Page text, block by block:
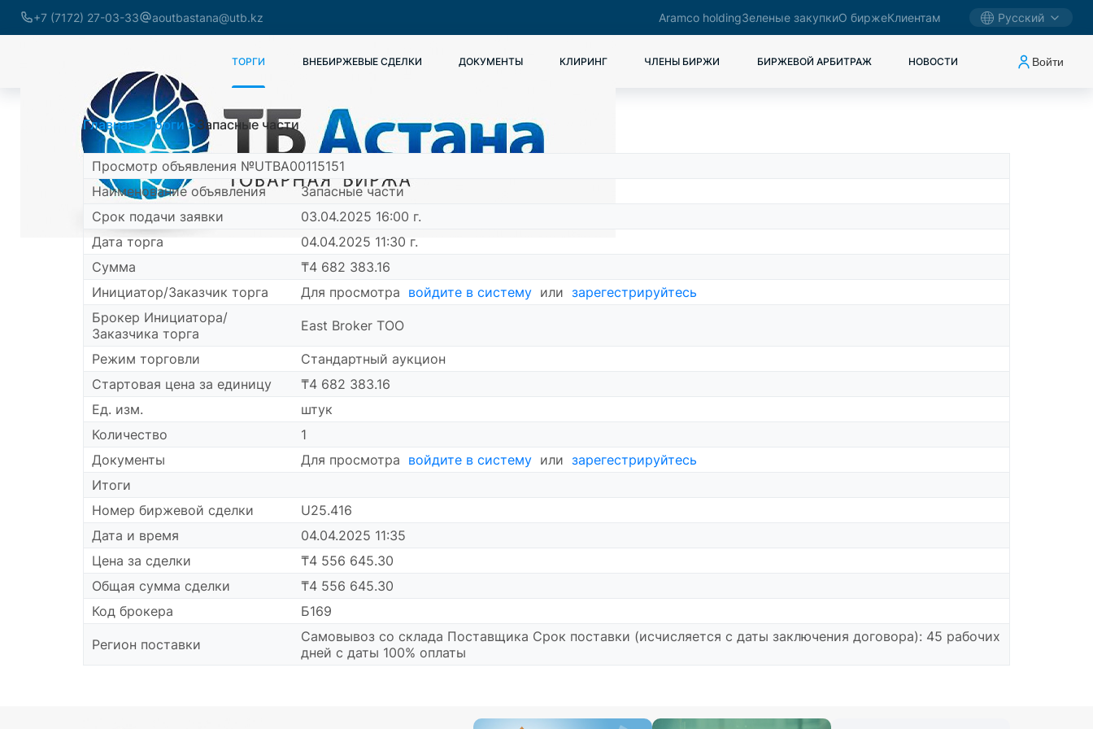
+7 (7172) 27-03-33 aoutbastana@utb.kz Aramco holdingЗеленые закупкиО биржеКлиентам Русский
ТОРГИ ВНЕБИРЖЕВЫЕ СДЕЛКИ ДОКУМЕНТЫ КЛИРИНГ ЧЛЕНЫ БИРЖИ БИРЖЕВОЙ АРБИТРАЖ НОВОСТИ Войти
Главная Торги Запасные части
Просмотр объявления №UTBA00115151
Наименование объявления
Запасные части
Срок подачи заявки
03.04.2025 16:00 г.
Дата торга
04.04.2025 11:30 г.
Сумма
₸4 682 383.16
Инициатор/Заказчик торга
Для просмотра войдите в систему или зарегестрируйтесь
Брокер Инициатора/
Заказчика торга
East Broker ТОО
Режим торговли
Стандартный аукцион
Cтартовая цена за единицу
₸4 682 383.16
Ед. изм.
штук
Количество
1
Документы
Для просмотра войдите в систему или зарегестрируйтесь
Итоги
Номер биржевой сделки
U25.416
Дата и время
04.04.2025 11:35
Цена за сделки
₸4 556 645.30
Общая сумма сделки
₸4 556 645.30
Код брокера
Б169
Регион поставки
Самовывоз со склада Поставщика Срок поставки (исчисляется с даты заключения договора): 45 рабочих
дней с даты 100% оплаты